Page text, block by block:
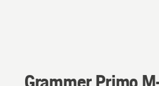
Grammer Primo